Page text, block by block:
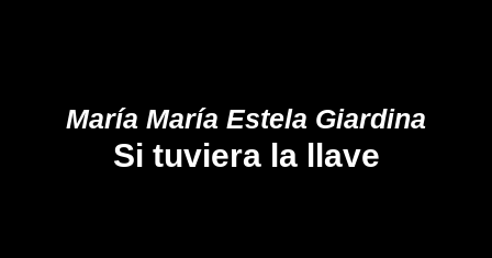
María María Estela Giardina
Si tuviera la llave